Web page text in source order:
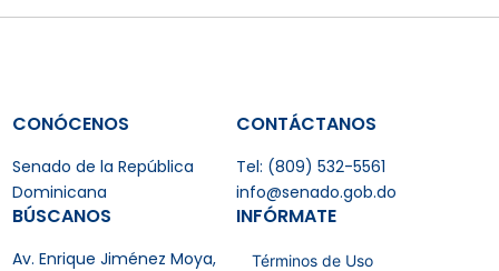
CONÓCENOS
Senado de la República
Dominicana
CONTÁCTANOS
Tel: (809) 532-5561
info@senado.gob.do
BÚSCANOS
Av. Enrique Jiménez Moya,
INFÓRMATE
Términos de Uso